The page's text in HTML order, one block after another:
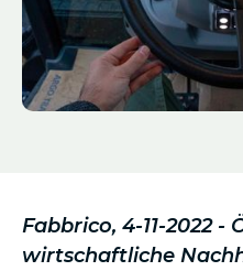
Fabbrico, 4-11-2022 -
wirtschaftliche